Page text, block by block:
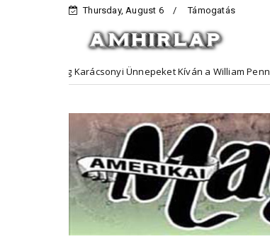
Thursday, August 6 Támogatás
Karácsonyi Ünnepeket Kíván a William Penn Association